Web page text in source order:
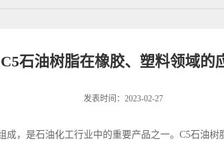
C5石油树脂在橡胶、塑料领域的
发表时间：2023-02-27
成，是石油化工行业中的重要产品之一。C5石油